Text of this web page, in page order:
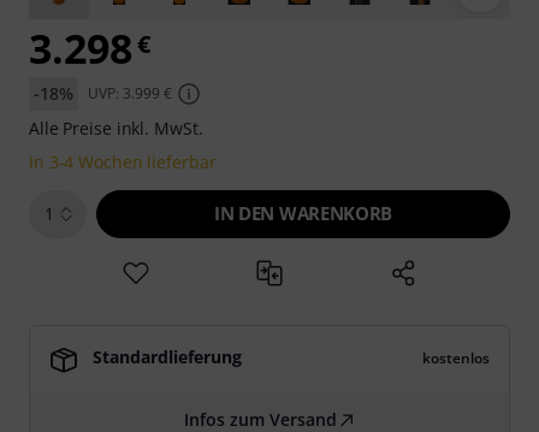
3.298€
-18% UVP: 3.999 €
Alle Preise inkl. MwSt.
In 3-4 Wochen lieferbar
1 IN DEN WARENKORB
Standardlieferung kostenlos
Infos zum Versand